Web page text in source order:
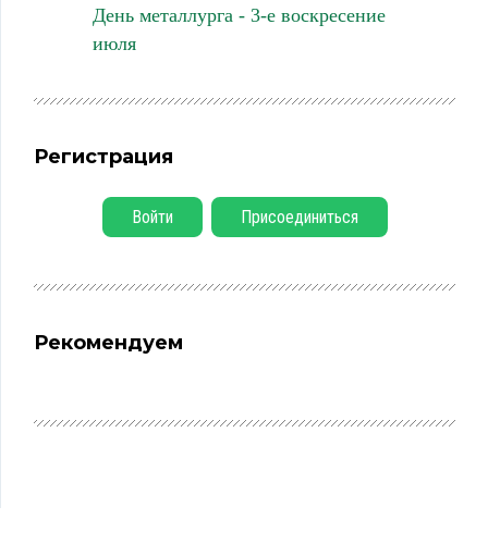
День металлурга - 3-е воскресение
июля
Регистрация
Войти Присоединиться
Рекомендуем